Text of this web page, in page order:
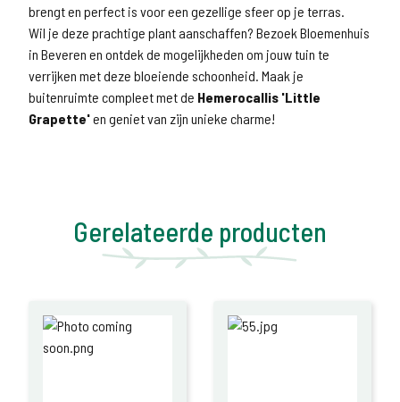
brengt en perfect is voor een gezellige sfeer op je terras.
Wil je deze prachtige plant aanschaffen? Bezoek Bloemenhuis
in Beveren en ontdek de mogelijkheden om jouw tuin te
verrijken met deze bloeiende schoonheid. Maak je
buitenruimte compleet met de Hemerocallis 'Little
Grapette'en geniet van zijn unieke charme!
Gerelateerde producten